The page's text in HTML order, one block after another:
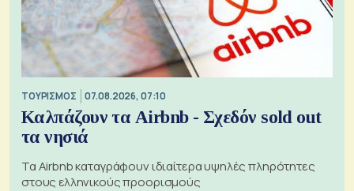
ΤΟΥΡΙΣΜΟΣ 07.08.2026, 07:10
Καλπάζουν τα Airbnb - Σχεδόν sold out
τα νησιά
Τα Airbnb καταγράφουν ιδιαίτερα υψηλές πληρότητες
στους ελληνικούς προορισμούς